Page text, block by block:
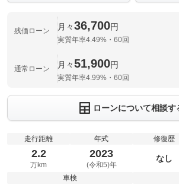
残価ローン 月々36,700円
実質年率4.49%・60回
通常ローン 月々51,900円
実質年率4.99%・60回
ローンについて相談す
走行距離
2.2
万km
年式
2023
(令和5)年
修復歴
なし
車検